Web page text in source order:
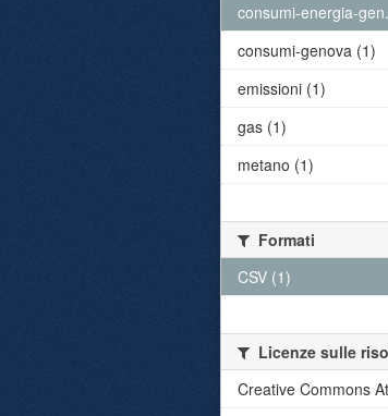
consumi-energia-
consumi-genova (1)
emissioni (1)
gas (1)
metano (1)
Formati
CSV (1)
Licenze sulle
Creative Commons